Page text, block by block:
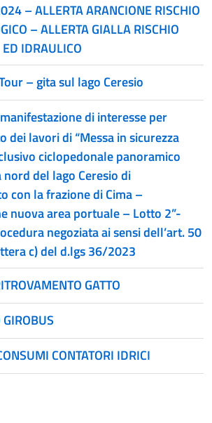
– ALLERTA ARANCIONE RISCHIO
– ALLERTA GIALLA RISCHIO
IDRAULICO
– gita sul lago Ceresio
di interesse per
dei lavori di “Messa in sicurezza
ciclopedonale panoramico
del lago Ceresio di
con la frazione di Cima –
nuova area portuale – Lotto 2”-
negoziata ai sensi dell’art. 50
c) del d.lgs 36/2023
GATTO
CONTATORI IDRICI